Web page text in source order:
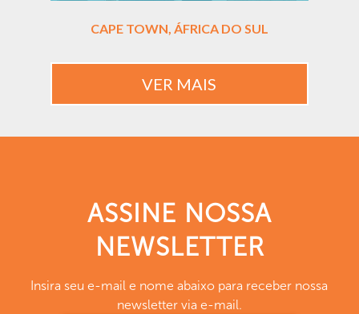
CAPE TOWN, ÁFRICA DO SUL
VER MAIS
ASSINE NOSSA
NEWSLETTER
Insira seu e-mail e nome abaixo para receber nossa
newsletter via e-mail.